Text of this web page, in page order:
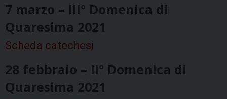
7 marzo – III° Domenica di
Quaresima 2021
Scheda catechesi
28 febbraio – II° Domenica di
Quaresima 2021